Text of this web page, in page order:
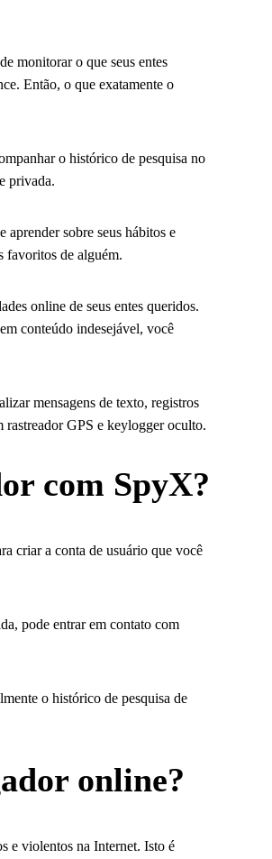
monitorar o que seus entes
Então, o que exatamente o
o histórico de pesquisa no
privada.
sobre seus hábitos e
favoritos de alguém.
online de seus entes queridos.
conteúdo indesejável, você
mensagens de texto, registros
rastreador GPS e keylogger oculto.
com SpyX?
criar a conta de usuário que você
pode entrar em contato com
o histórico de pesquisa de
online?
e violentos na Internet. Isto é